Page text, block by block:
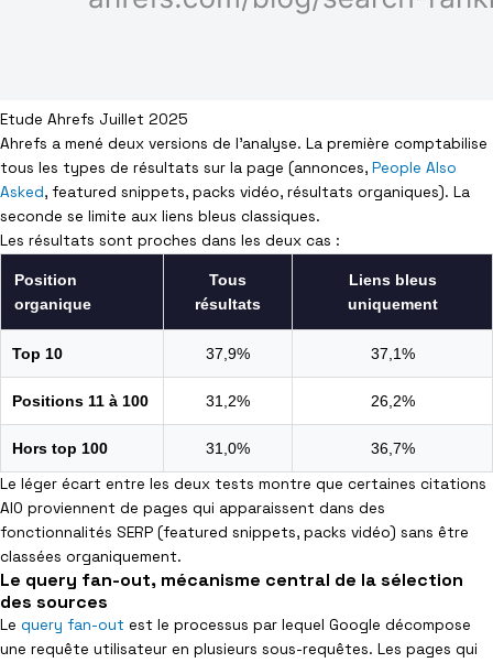
Etude Ahrefs Juillet 2025
Ahrefs a mené deux versions de l’analyse. La première comptabilise
tous les types de résultats sur la page (annonces, People Also
Asked, featured snippets, packs vidéo, résultats organiques). La
seconde se limite aux liens bleus classiques.
Les résultats sont proches dans les deux cas :
Position
organique
Tous
résultats
Liens bleus
uniquement
Top 10 37,9% 37,1%
Positions 11 à 100 31,2% 26,2%
Hors top 100 31,0% 36,7%
Le léger écart entre les deux tests montre que certaines citations
AIO proviennent de pages qui apparaissent dans des
fonctionnalités SERP (featured snippets, packs vidéo) sans être
classées organiquement.
Le query fan-out, mécanisme central de la sélection
des sources
Le query fan-out est le processus par lequel Google décompose
une requête utilisateur en plusieurs sous-requêtes. Les pages qui